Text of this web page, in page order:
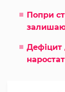
Попри
Дефіцит